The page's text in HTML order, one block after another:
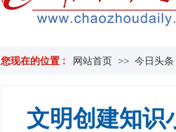
您现在的位置 : 网站首页 >> 今日头条
文明创建知识